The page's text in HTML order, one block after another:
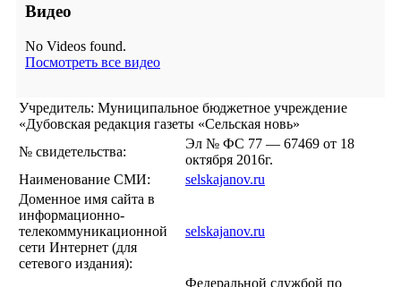
Видео
No Videos found.
Посмотреть все видео
Учредитель: Муниципальное бюджетное учреждение
«Дубовская редакция газеты «Сельская новь»
№ свидетельства:
Эл № ФС 77 — 67469 от 18
октября 2016г.
Наименование СМИ:
selskajanov.ru
Доменное имя сайта в
информационно-
телекоммуникационной
сети Интернет (для
сетевого издания):
selskajanov.ru
Федеральной службой по